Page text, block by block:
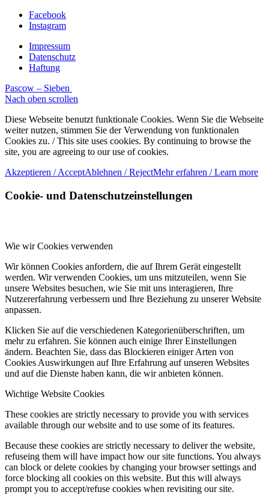
Facebook
Instagram
Impressum
Datenschutz
Haftung
Pascow – Sieben
Nach oben scrollen
Diese Webseite benutzt funktionale Cookies. Wenn Sie die Webseite
weiter nutzen, stimmen Sie der Verwendung von funktionalen
Cookies zu. / This site uses cookies. By continuing to browse the
site, you are agreeing to our use of cookies.
Akzeptieren / AcceptAblehnen / RejectMehr erfahren / Learn more
Cookie- und Datenschutzeinstellungen
Wie wir Cookies verwenden
Wir können Cookies anfordern, die auf Ihrem Gerät eingestellt
werden. Wir verwenden Cookies, um uns mitzuteilen, wenn Sie
unsere Websites besuchen, wie Sie mit uns interagieren, Ihre
Nutzererfahrung verbessern und Ihre Beziehung zu unserer Website
anpassen.
Klicken Sie auf die verschiedenen Kategorienüberschriften, um
mehr zu erfahren. Sie können auch einige Ihrer Einstellungen
ändern. Beachten Sie, dass das Blockieren einiger Arten von
Cookies Auswirkungen auf Ihre Erfahrung auf unseren Websites
und auf die Dienste haben kann, die wir anbieten können.
Wichtige Website Cookies
These cookies are strictly necessary to provide you with services
available through our website and to use some of its features.
Because these cookies are strictly necessary to deliver the website,
refuseing them will have impact how our site functions. You always
can block or delete cookies by changing your browser settings and
force blocking all cookies on this website. But this will always
prompt you to accept/refuse cookies when revisiting our site.